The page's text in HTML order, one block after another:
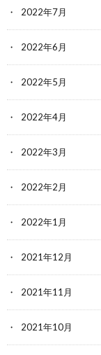
2022年7月
2022年6月
2022年5月
2022年4月
2022年3月
2022年2月
2022年1月
2021年12月
2021年11月
2021年10月